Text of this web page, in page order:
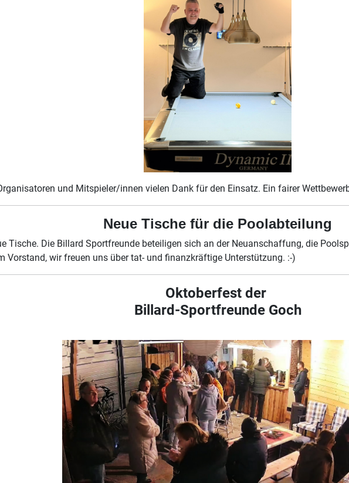
und Mitspieler/innen vielen Dank für den Einsatz. Ein fairer
Neue Tische für die Poolabteilung
Tische. Die Billard Sportfreunde beteiligen sich an der Neuanschaffung, die
Vorstand, wir freuen uns über tat- und finanzkräftige Unterstützung. :-)
Oktoberfest der
Billard-Sportfreunde Goch